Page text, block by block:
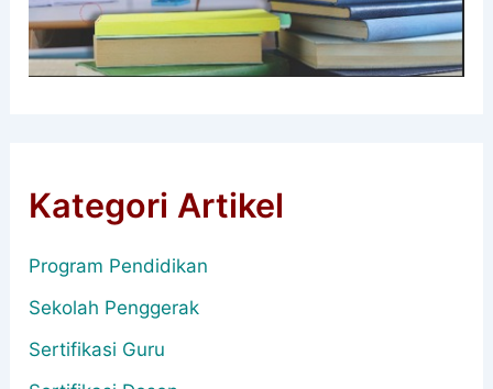
Kategori Artikel
Program Pendidikan
Sekolah Penggerak
Sertifikasi Guru